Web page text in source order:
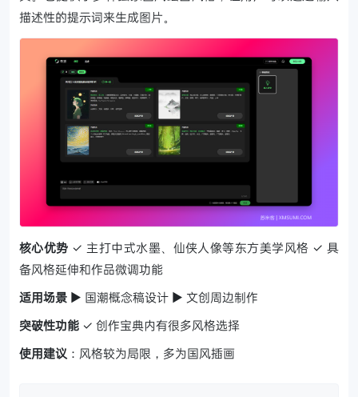
描述性的提示词来生成图片。
核心优势 ✓ 主打中式水墨、仙侠人像等东方美学风格 ✓ 具
备风格延伸和作品微调功能
适用场景 ▶ 国潮概念稿设计 ▶ 文创周边制作
突破性功能 ✓ 创作宝典内有很多风格选择
使用建议 ：风格较为局限，多为国风插画